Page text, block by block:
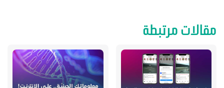
مقالات مرتبطة